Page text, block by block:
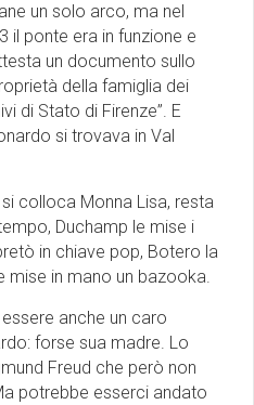
un solo arco, ma nel
il ponte era in funzione e
un documento sullo
della famiglia dei
di Stato di Firenze”. E
si trovava in Val
colloca Monna Lisa, resta
Duchamp le mise i
in chiave pop, Botero la
mise in mano un bazooka.
anche un caro
forse sua madre. Lo
Freud che però non
potrebbe esserci andato